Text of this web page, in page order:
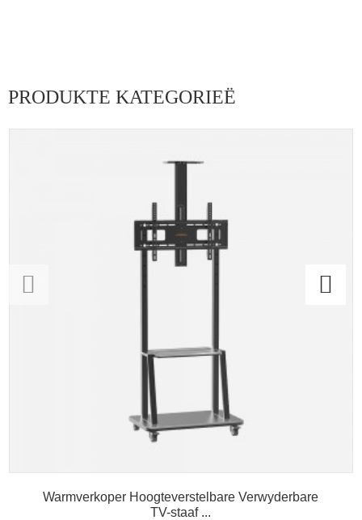
PRODUKTE KATEGORIEË
Warmverkoper Hoogteverstelbare Verwyderbare
TV-staaf ...